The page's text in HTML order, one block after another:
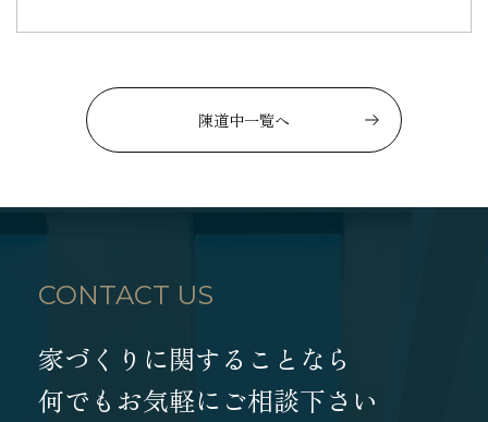
陳道中一覧へ
CONTACT US
家づくりに関することなら
何でもお気軽にご相談下さい